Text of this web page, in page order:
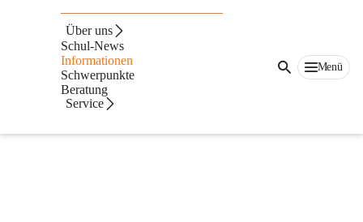
Über uns
Schul-News
Informationen
Schwerpunkte
Beratung
Service
Menü
Interessantes und Wissenswertes